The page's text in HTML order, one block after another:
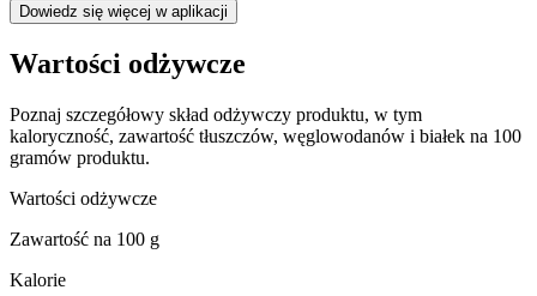
Dowiedz się więcej w aplikacji
Wartości odżywcze
Poznaj szczegółowy skład odżywczy produktu, w tym
kaloryczność, zawartość tłuszczów, węglowodanów i białek na 100
gramów produktu.
Wartości odżywcze
Zawartość na 100 g
Kalorie